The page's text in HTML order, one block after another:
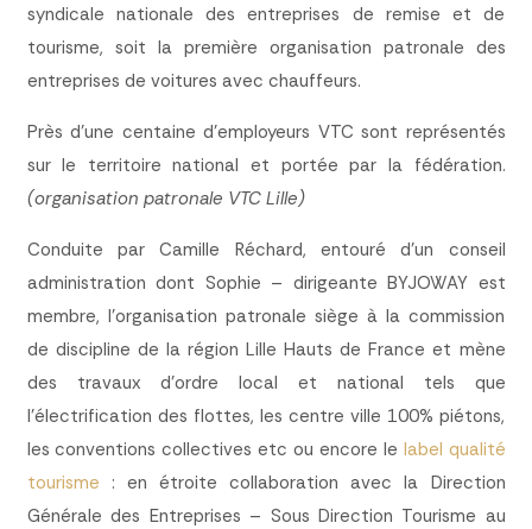
syndicale nationale des entreprises de remise et de
tourisme, soit la première organisation patronale des
entreprises de voitures avec chauffeurs.
Près d’une centaine d’employeurs VTC sont représentés
sur le territoire national et portée par la fédération.
(organisation patronale VTC Lille)
Conduite par Camille Réchard, entouré d’un conseil
administration dont Sophie – dirigeante BYJOWAY est
membre, l’organisation patronale siège à la commission
de discipline de la région Lille Hauts de France et mène
des travaux d’ordre local et national tels que
l’électrification des flottes, les centre ville 100% piétons,
les conventions collectives etc ou encore le label qualité
tourisme : en étroite collaboration avec la Direction
Générale des Entreprises – Sous Direction Tourisme au